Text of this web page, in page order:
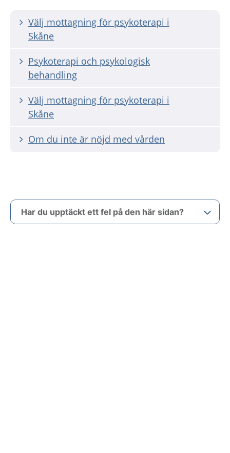
Välj mottagning för psykoterapi i
Skåne
Psykoterapi och psykologisk
behandling
Välj mottagning för psykoterapi i
Skåne
Om du inte är nöjd med vården
Har du upptäckt ett fel på den här sidan?